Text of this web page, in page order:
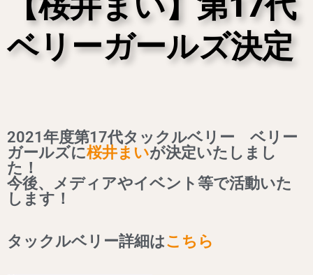
ベリーガールズ決定
2021年度第17代タックルベリー ベリー
ガールズに桜井まいが決定いたしまし
た！
今後、メディアやイベント等で活動いた
します！
タックルベリー詳細はこちら